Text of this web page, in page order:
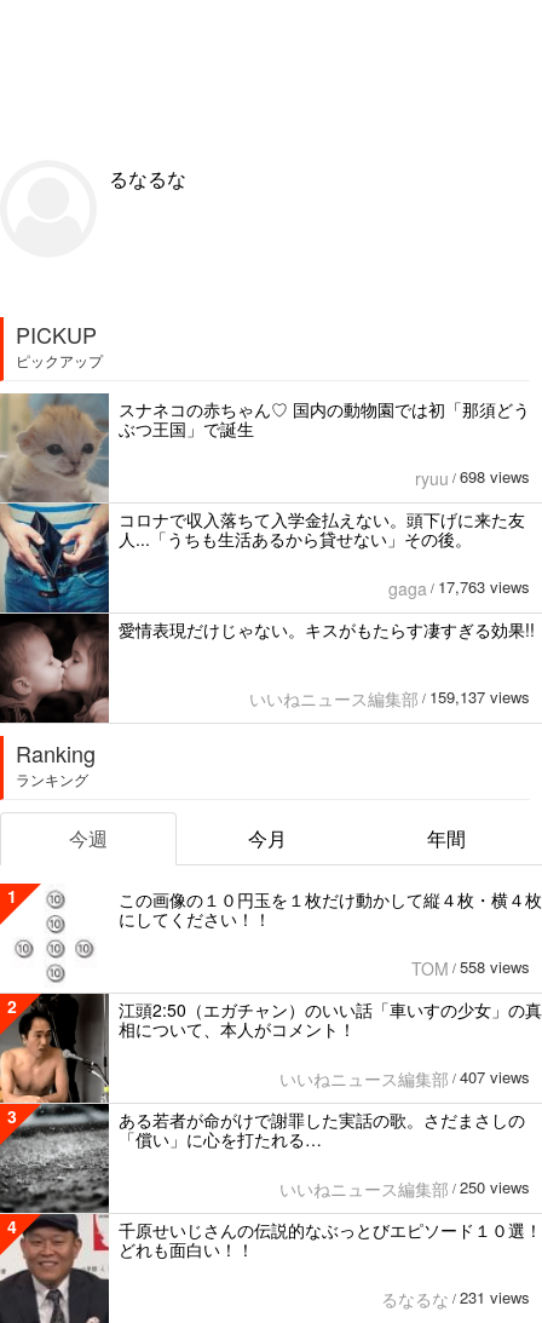
るなるな
PICKUP
ピックアップ
スナネコの赤ちゃん♡ 国内の動物園では初「那須どう
ぶつ王国」で誕生
ryuu / 698 views
コロナで収入落ちて入学金払えない。頭下げに来た友
人...「うちも生活あるから貸せない」その後。
gaga / 17,763 views
愛情表現だけじゃない。キスがもたらす凄すぎる効果!!
いいねニュース編集部 / 159,137 views
Ranking
ランキング
今週 今月 年間
1
この画像の１０円玉を１枚だけ動かして縦４枚・横４枚
にしてください！！
TOM / 558 views
2
江頭2:50（エガチャン）のいい話「車いすの少女」の真
相について、本人がコメント！
いいねニュース編集部 / 407 views
3
ある若者が命がけで謝罪した実話の歌。さだまさしの
「償い」に心を打たれる…
いいねニュース編集部 / 250 views
4
千原せいじさんの伝説的なぶっとびエピソード１０選！
どれも面白い！！
るなるな / 231 views